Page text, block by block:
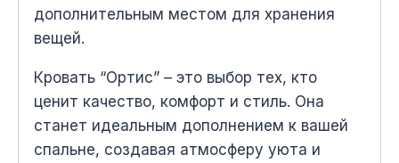
дополнительным местом для хранения
вещей.
Кровать “Ортис” – это выбор тех, кто
ценит качество, комфорт и стиль. Она
станет идеальным дополнением к вашей
спальне, создавая атмосферу уюта и